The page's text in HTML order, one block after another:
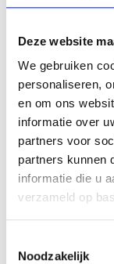
Deze website
We gebruiken
personaliseren,
en om ons
informatie over
partners voor
partners kunnen
informatie die u
verzameld op
Noodzakelijk
Contact